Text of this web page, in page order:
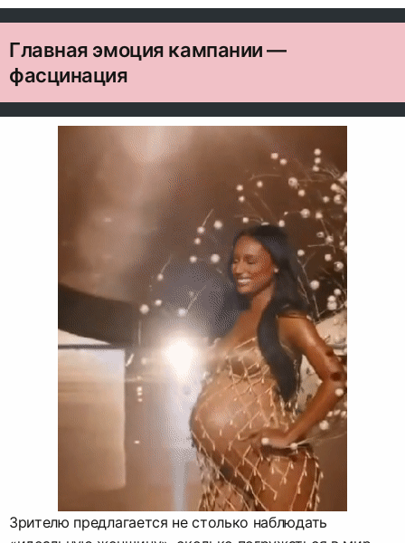
Главная эмоция кампании —
фасцинация
Зрителю предлагается не столько наблюдать